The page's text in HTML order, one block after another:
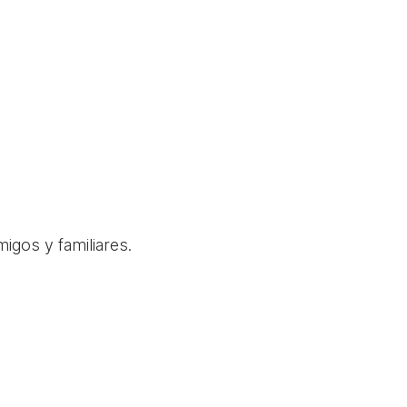
y familiares.